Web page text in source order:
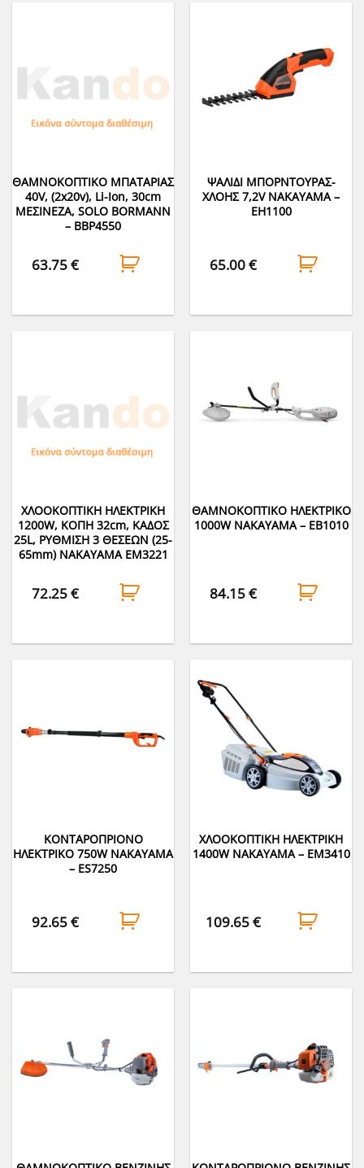
ΘΑΜΝΟΚΟΠΤΙΚΟ ΜΠΑΤΑΡΙΑΣ
40V, (2x20v), Li-Ion, 30cm
MΕΣΙΝΕΖΑ, SOLO BORMANN
– BBP4550
63.75€
ΨΑΛΙΔΙ ΜΠΟΡΝΤΟΥΡΑΣ-
ΧΛΟΗΣ 7,2V NAKAYAMA –
EH1100
65.00€
ΧΛΟΟΚΟΠΤΙΚΗ ΗΛΕΚΤΡΙΚΗ
1200W, ΚΟΠΗ 32cm, ΚΑΔΟΣ
25L, ΡΥΘΜΙΣΗ 3 ΘΕΣΕΩΝ (25-
65mm) NAKAYAMA EM3221
72.25€
ΘΑΜΝΟΚΟΠΤΙΚΟ ΗΛΕΚΤΡΙΚO
1000W NAKAYAMA – EB1010
84.15€
ΚΟΝΤΑΡΟΠΡΙΟΝΟ
ΗΛΕΚΤΡΙΚΟ 750W NAKAYAMA
– ES7250
92.65€
ΧΛΟΟΚΟΠΤΙΚΗ ΗΛΕΚΤΡΙΚΗ
1400W NAKAYAMA – EM3410
109.65€